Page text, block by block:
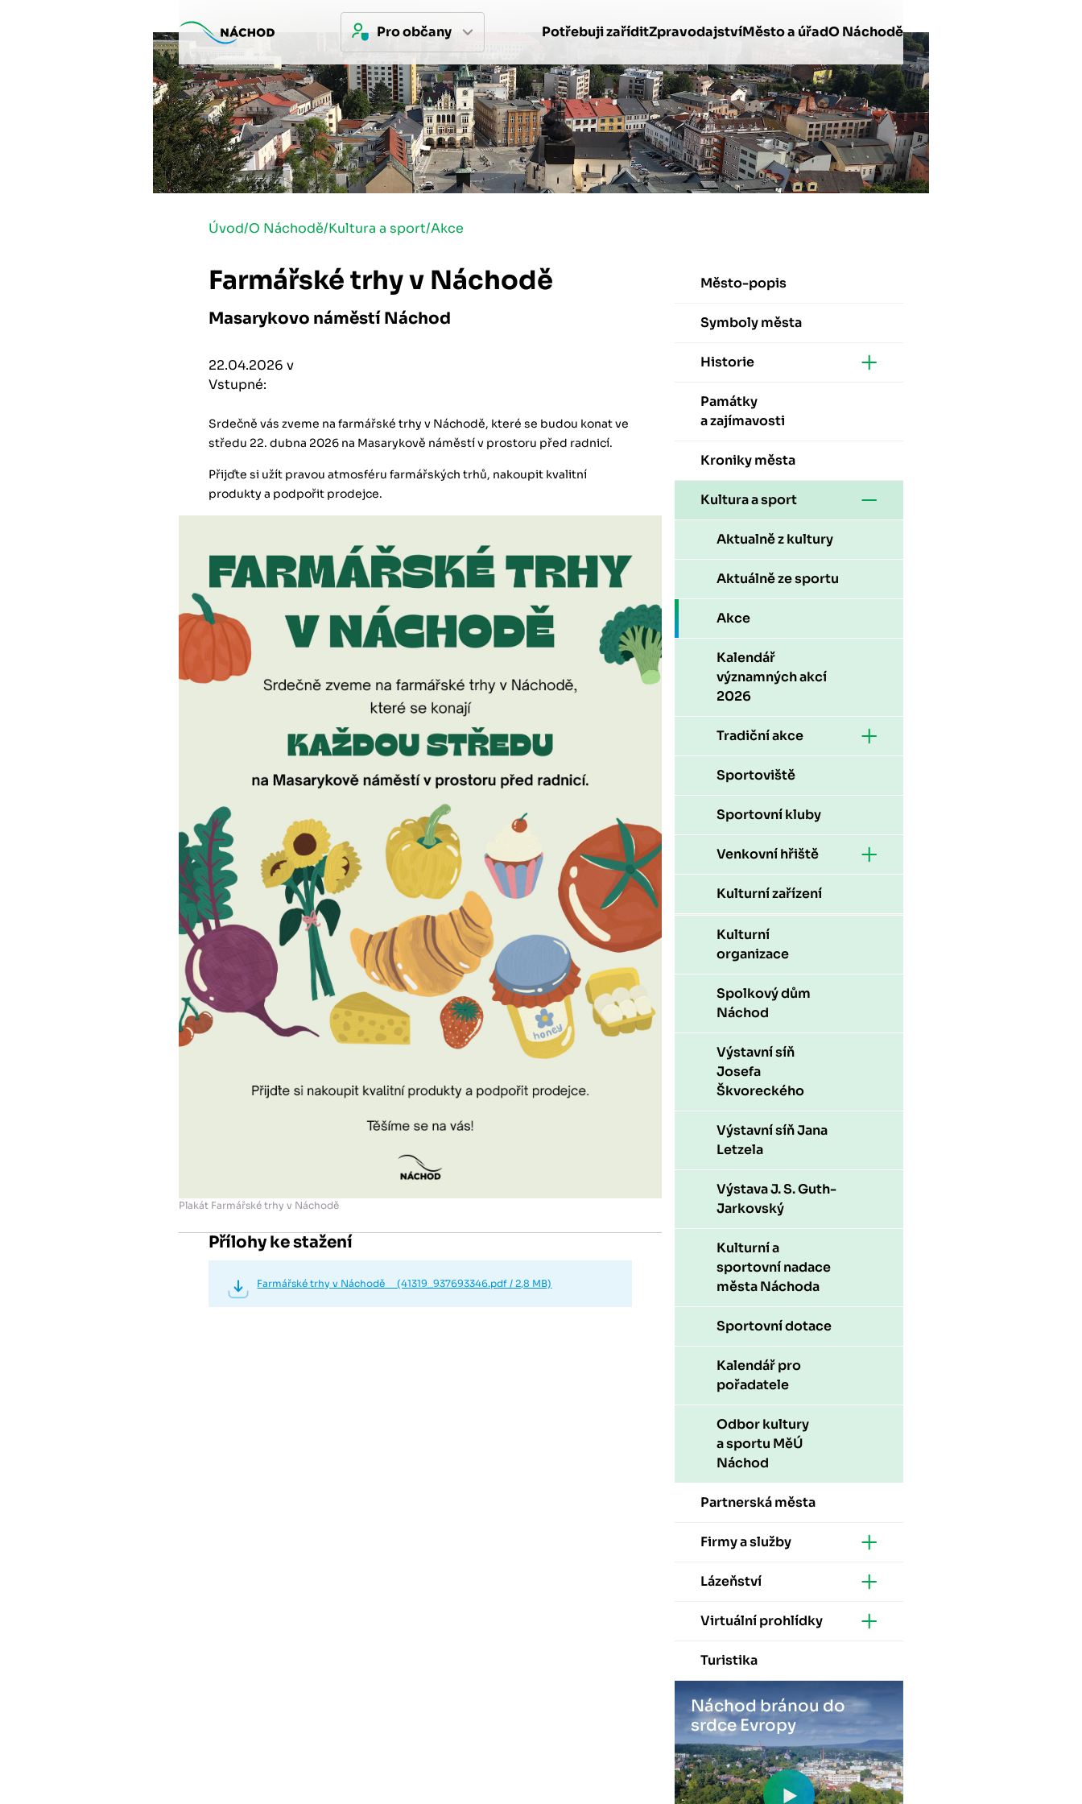
Pro občany Potřebuji zaříditZpravodajstvíMěsto a úřadO Náchodě
Úvod/O Náchodě/Kultura a sport/Akce
Farmářské trhy v Náchodě
Masarykovo náměstí Náchod
22.04.2026 v
Vstupné:
Srdečně vás zveme na farmářské trhy v Náchodě, které se budou konat ve
středu 22. dubna 2026 na Masarykově náměstí v prostoru před radnicí.
Přijďte si užít pravou atmosféru farmářských trhů, nakoupit kvalitní
produkty a podpořit prodejce.
Plakát Farmářské trhy v Náchodě
Přílohy ke stažení
Farmářské trhy v Náchodě (41319_937693346.pdf / 2,8 MB)
Město-popis
Symboly města
Historie
Památky
a zajímavosti
Kroniky města
Kultura a sport
Aktualně z kultury
Aktuálně ze sportu
Akce
Kalendář
významných akcí
2026
Tradiční akce
Sportoviště
Sportovní kluby
Venkovní hřiště
Kulturní zařízení
Kulturní
organizace
Spolkový dům
Náchod
Výstavní síň
Josefa
Škvoreckého
Výstavní síň Jana
Letzela
Výstava J. S. Guth-
Jarkovský
Kulturní a
sportovní nadace
města Náchoda
Sportovní dotace
Kalendář pro
pořadatele
Odbor kultury
a sportu MěÚ
Náchod
Partnerská města
Firmy a služby
Lázeňství
Virtuální prohlídky
Turistika
Náchod bránou do
srdce Evropy